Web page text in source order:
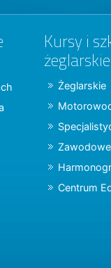
Kursy i
żeglarskie
Żeglarskie
Zawodowe
Centrum